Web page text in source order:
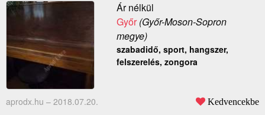
Ár nélkül
Győr(Győr-Moson-Sopron
megye)
szabadidő, sport, hangszer,
felszerelés, zongora
aprodx.hu – 2018.07.20. Kedvencekbe